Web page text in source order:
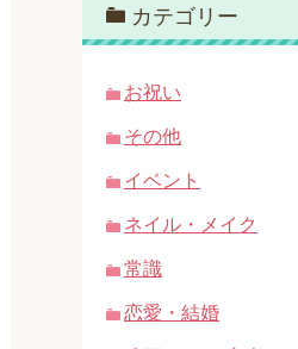
カテゴリー
お祝い
その他
イベント
ネイル・メイク
常識
恋愛・結婚